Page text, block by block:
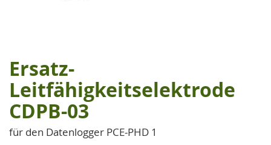
Zum
Anfang
der
Bildgalerie
springen
Ersatz-
Leitfähigkeitselektrode
CDPB-03
für den Datenlogger PCE-PHD 1